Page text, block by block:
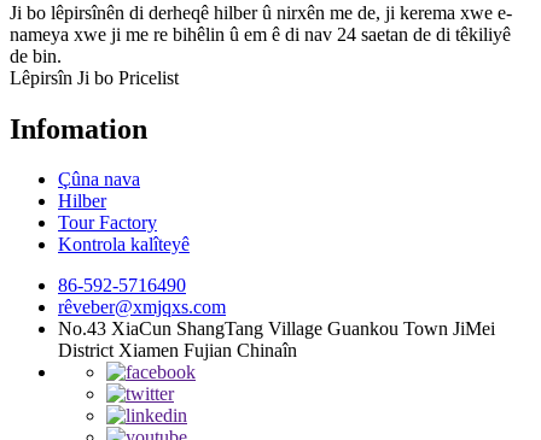
Ji bo lêpirsînên di derheqê hilber û nirxên me de, ji kerema xwe e-
nameya xwe ji me re bihêlin û em ê di nav 24 saetan de di têkiliyê
de bin.
Lêpirsîn Ji bo Pricelist
Infomation
Çûna nava
Hilber
Tour Factory
Kontrola kalîteyê
86-592-5716490
rêveber@xmjqxs.com
No.43 XiaCun ShangTang Village Guankou Town JiMei
District Xiamen Fujian Chinaîn